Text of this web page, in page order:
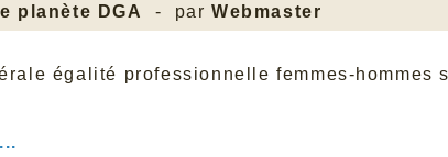
planète DGA - par Webmaster
égalité professionnelle femmes-hommes